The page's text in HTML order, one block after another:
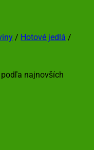
/ Hotové jedlá /
najnovších